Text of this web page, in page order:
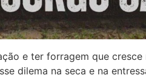
e ter forragem que
dilema na seca e na